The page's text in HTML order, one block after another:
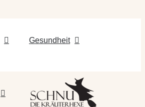
Gesundheit